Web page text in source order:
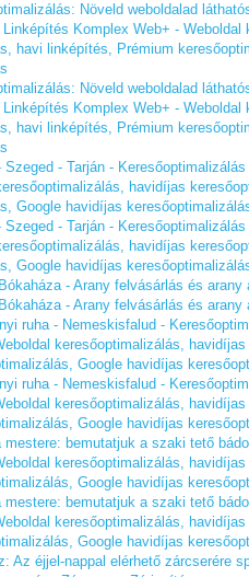
Növeld weboldalad
Komplex Web+ - Weboldal
havi linképítés, Prémium
Növeld weboldalad
Komplex Web+ - Weboldal
havi linképítés, Prémium
- Tarján -
havidíjas
Google havidíjas
- Tarján -
havidíjas
Google havidíjas
- Arany felvásárlás és arany
- Arany felvásárlás és arany
ruha - Nemeskisfalud -
keresőoptimalizálás,
Google havidíjas
ruha - Nemeskisfalud -
keresőoptimalizálás,
Google havidíjas
mestere: bemutatjuk a szaki tető
keresőoptimalizálás,
Google havidíjas
mestere: bemutatjuk a szaki tető
keresőoptimalizálás,
Google havidíjas
Az éjjel-nappal elérhető zárcserére